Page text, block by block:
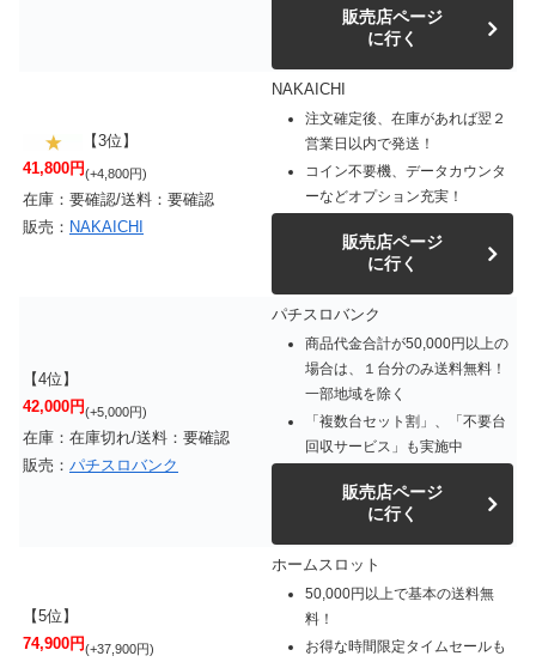
販売店ページ
に行く
【3位】
41,800円(+4,800円)
在庫：要確認/送料：要確認
販売： NAKAICHI
NAKAICHI
注文確定後、在庫があれば翌２
営業日以内で発送！
コイン不要機、データカウンタ
ーなどオプション充実！
販売店ページ
に行く
【4位】
42,000円(+5,000円)
在庫：在庫切れ/送料：要確認
販売： パチスロバンク
パチスロバンク
商品代金合計が50,000円以上の
場合は、１台分のみ送料無料！
一部地域を除く
「複数台セット割」、「不要台
回収サービス」も実施中
販売店ページ
に行く
【5位】
74,900円(+37,900円)
ホームスロット
50,000円以上で基本の送料無
料！
お得な時間限定タイムセールも